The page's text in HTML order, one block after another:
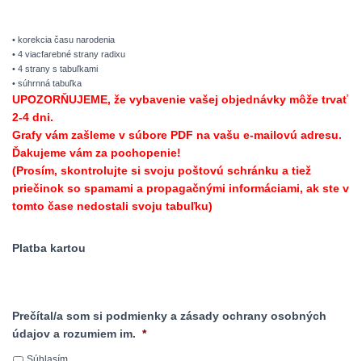
• korekcia času narodenia
• 4 viacfarebné strany radixu
• 4 strany s tabuľkami
• súhrnná tabuľka
UPOZORŇUJEME, že vybavenie vašej objednávky môže trvať
2-4 dni.
Grafy vám zašleme v súbore PDF na vašu e-mailovú adresu.
Ďakujeme vám za pochopenie!
(Prosím, skontrolujte si svoju poštovú schránku a tiež
priečinok so spamami a propagačnými informáciami, ak ste v
tomto čase nedostali svoju tabuľku)
Platba kartou
Prečítal/a som si podmienky a zásady ochrany osobných
údajov a rozumiem im. *